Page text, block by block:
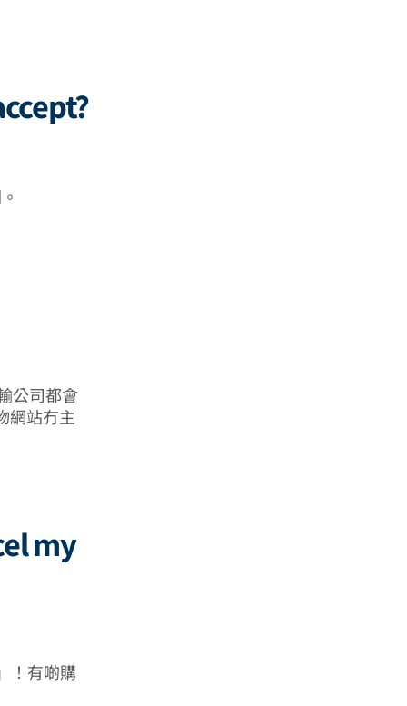
公司都會
網站冇主
my
！有啲購